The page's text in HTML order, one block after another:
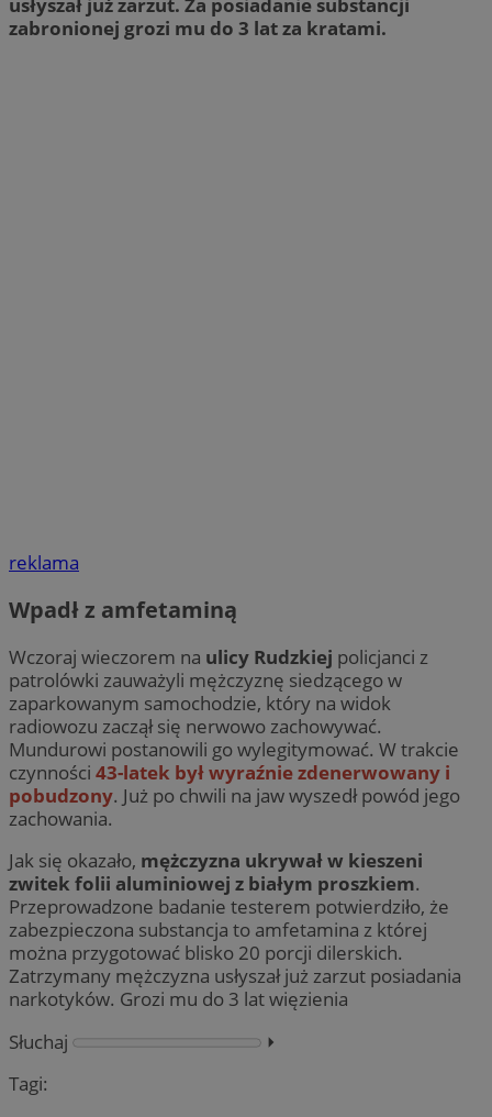
zabronionej grozi mu do 3 lat za kratami.
reklama
Wpadł z amfetaminą
Wczoraj wieczorem na ulicy Rudzkiej policjanci z
patrolówki zauważyli mężczyznę siedzącego w
zaparkowanym samochodzie, który na widok
radiowozu zaczął się nerwowo zachowywać.
Mundurowi postanowili go wylegitymować. W trakcie
czynności 43-latek był wyraźnie zdenerwowany i
pobudzony. Już po chwili na jaw wyszedł powód jego
zachowania.
Jak się okazało, mężczyzna ukrywał w kieszeni
zwitek folii aluminiowej z białym proszkiem.
Przeprowadzone badanie testerem potwierdziło, że
zabezpieczona substancja to amfetamina z której
można przygotować blisko 20 porcji dilerskich.
Zatrzymany mężczyzna usłyszał już zarzut posiadania
narkotyków. Grozi mu do 3 lat więzienia
Słuchaj
⏵︎
Tagi: